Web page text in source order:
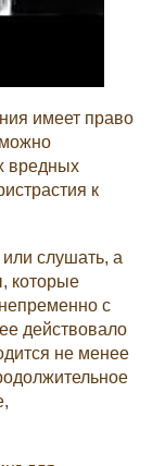
имеет право
вредных
к
слушать, а
которые
с
действовало
не менее